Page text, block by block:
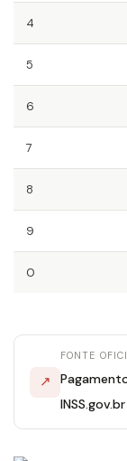
4
5
6
7
8
9
0
↗
FONTE
INSS.gov.br